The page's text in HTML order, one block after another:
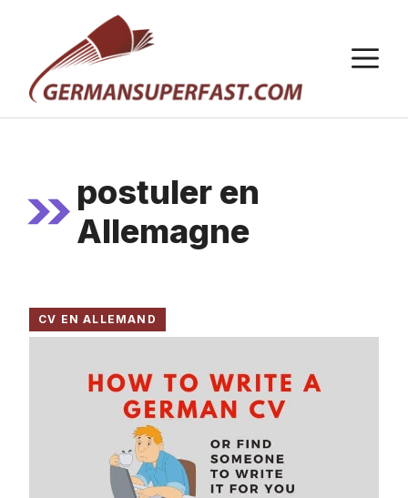
contenu
postuler en
Allemagne
CV EN ALLEMAND